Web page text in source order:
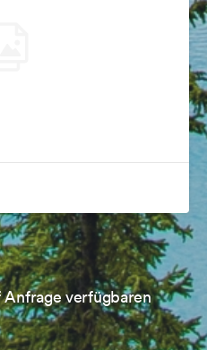
Anfrage verfügbaren